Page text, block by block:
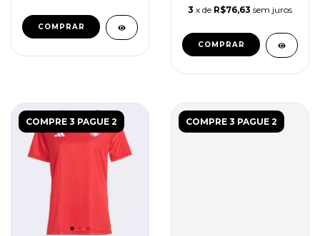
COMPRAR
3 x de R$76,63 sem juros
COMPRAR
COMPRE 3 PAGUE 2 COMPRE 3 PAGUE 2